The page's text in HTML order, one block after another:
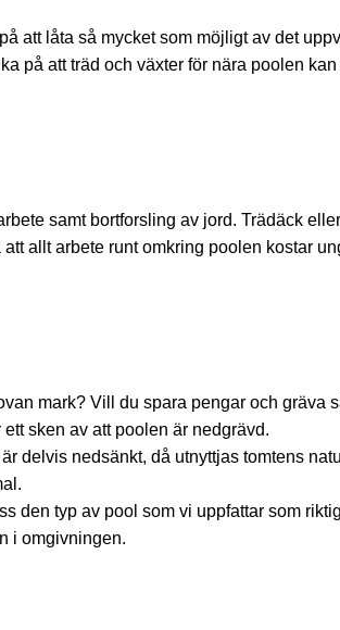
att låta så mycket som möjligt av det
på att träd och växter för nära poolen
samt bortforsling av jord. Trädäck
allt arbete runt omkring poolen kostar
mark? Vill du spara pengar och gräva
sken av att poolen är nedgrävd.
delvis nedsänkt, då utnyttjas tomtens
den typ av pool som vi uppfattar som
i omgivningen.